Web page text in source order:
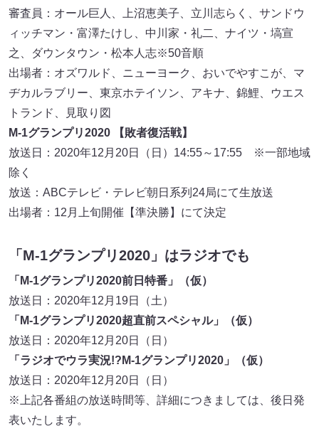
審査員：オール巨人、上沼恵美子、立川志らく、サンドウ
ィッチマン・富澤たけし、中川家・礼二、ナイツ・塙宣
之、ダウンタウン・松本人志※50音順
出場者：オズワルド、ニューヨーク、おいでやすこが、マ
ヂカルラブリー、東京ホテイソン、アキナ、錦鯉、ウエス
トランド、見取り図
M-1グランプリ2020 【敗者復活戦】
放送日：2020年12月20日（日）14:55～17:55 ※一部地域
除く
放送：ABCテレビ・テレビ朝日系列24局にて生放送
出場者：12月上旬開催【準決勝】にて決定
「M-1グランプリ2020」はラジオでも
「M-1グランプリ2020前日特番」（仮）
放送日：2020年12月19日（土）
「M-1グランプリ2020超直前スペシャル」（仮）
放送日：2020年12月20日（日）
「ラジオでウラ実況!?M-1グランプリ2020」（仮）
放送日：2020年12月20日（日）
※上記各番組の放送時間等、詳細につきましては、後日発
表いたします。